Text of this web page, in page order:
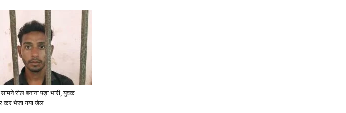
रील बनाना पड़ा भारी, युवक
कर भेजा गया जेल